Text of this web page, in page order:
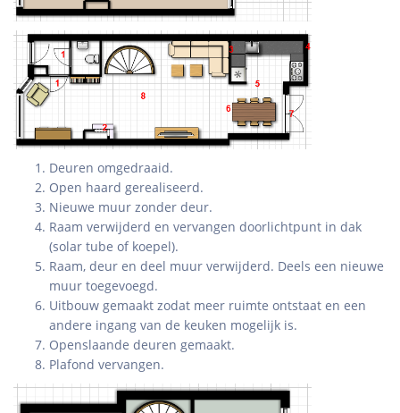
Deuren omgedraaid.
Open haard gerealiseerd.
Nieuwe muur zonder deur.
Raam verwijderd en vervangen doorlichtpunt in dak
(solar tube of koepel).
Raam, deur en deel muur verwijderd. Deels een nieuwe
muur toegevoegd.
Uitbouw gemaakt zodat meer ruimte ontstaat en een
andere ingang van de keuken mogelijk is.
Openslaande deuren gemaakt.
Plafond vervangen.